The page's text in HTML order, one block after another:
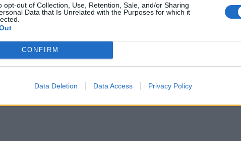
opt-out of Collection, Use, Retention, Sale, and/or Sharing
Data that Is Unrelated with the Purposes for which it
CONFIRM
Data Deletion Data Access Privacy Policy